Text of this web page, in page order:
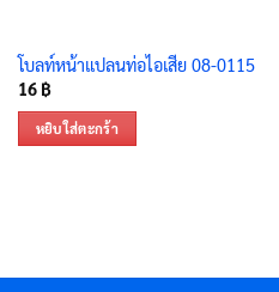
โบลท์หน้าแปลนท่อไอเสีย 08-0115
16 ฿
หยิบใส่ตะกร้า